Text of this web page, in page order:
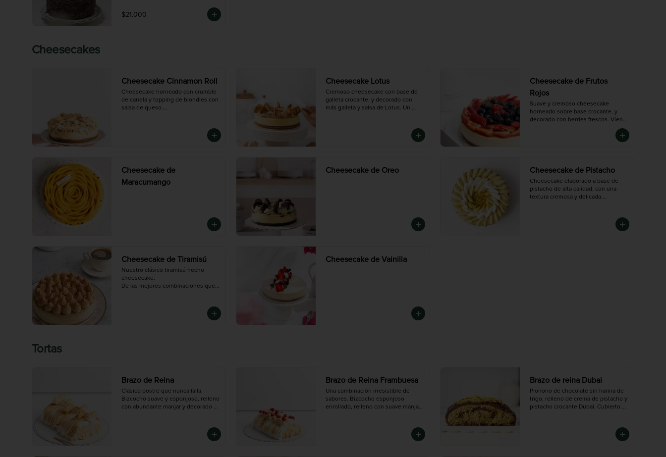
$21.000
Cheesecakes
Cheesecake Cinnamon Roll
Cheesecake horneado con crumble
de canela y topping de blondies con
salsa de queso.
porciones),  Grande (14-16 porciones)
Cheesecake Lotus
Cremoso cheesecake con base de
galleta crocante, y decorado con
más galleta y salsa de Lotus. Un
Chico (6-8 porciones), Mediana (10-
Cheesecake de Frutos
Rojos
Suave y cremoso cheesecake
horneado sobre base crocante, y
decorado con berries frescos. Viene
con salsa de frutos rojos adicional.
Un postre ligero, elegante y lleno de
12 porciones),  Grande (14-16
porciones)
Cheesecake de
Maracumango
Cheesecake de Oreo Cheesecake de Pistacho
Cheesecake elaborado a base de
pistacho de alta calidad, con una
textura cremosa y delicada.
Cheesecake de Tiramisú
Nuestro clásico tiramisú hecho
cheesecake.
De las mejores combinaciones que
Cheesecake de Vainilla
Tortas
Brazo de Reina
Clásico postre que nunca falla.
Bizcocho suave y esponjoso, relleno
con abundante manjar y decorado
Brazo de Reina Frambuesa
Una combinación irresistible de
sabores. Bizcocho esponjoso
enrollado, relleno con suave manjar
Mediana ( 5 - 6 porciones), Grande
Brazo de reina Dubai
Pionono de chocolate sin harina de
trigo, relleno de crema de pistacho y
pistacho crocante Dubai. Cubierto